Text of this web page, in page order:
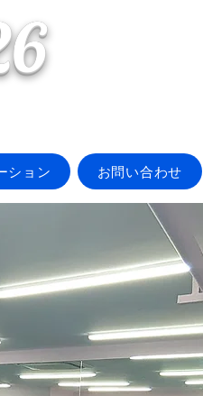
ション お問い合わせ